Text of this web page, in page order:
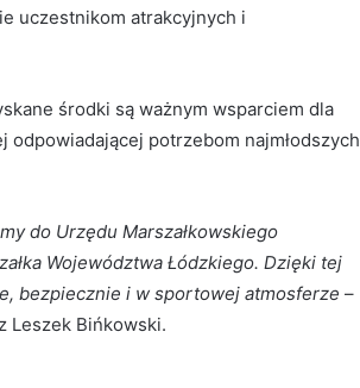
uczestnikom atrakcyjnych i
środki są ważnym wsparciem dla
potrzebom najmłodszych
do Urzędu Marszałkowskiego
Województwa Łódzkiego. Dzięki tej
bezpiecznie i w sportowej atmosferze –
Leszek Bińkowski.